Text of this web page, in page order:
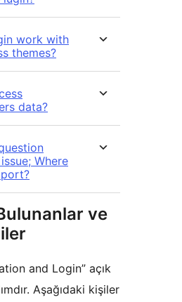
work with
themes?
data?
Where
ve
and Login” açık
Aşağıdaki kişiler